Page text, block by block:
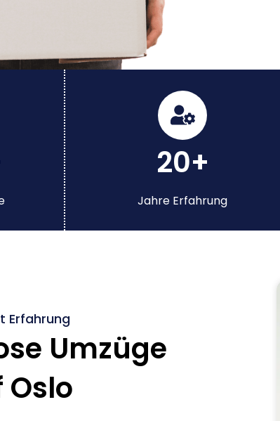
20+
Jahre Erfahrung
Erfahrung
Umzüge
Oslo